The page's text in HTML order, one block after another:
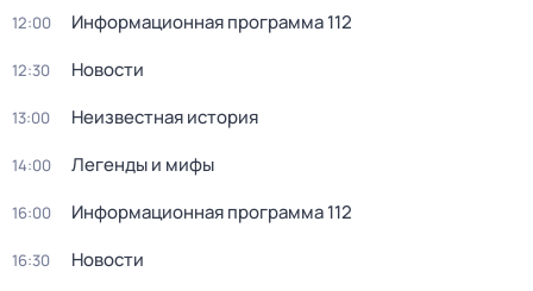
12:00 Информационная программа 112
12:30 Новости
13:00 Неизвестная история
14:00 Легенды и мифы
16:00 Информационная программа 112
16:30 Новости